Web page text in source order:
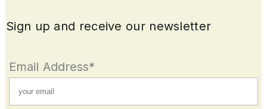
Sign up and receive our newsletter
Email Address*